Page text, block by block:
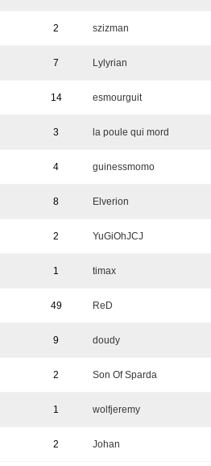
2 szizman
7 Lylyrian
14 esmourguit
3 la poule qui mord
4 guinessmomo
8 Elverion
2 YuGiOhJCJ
1 timax
49 ReD
9 doudy
2 Son Of Sparda
1 wolfjeremy
2 Johan